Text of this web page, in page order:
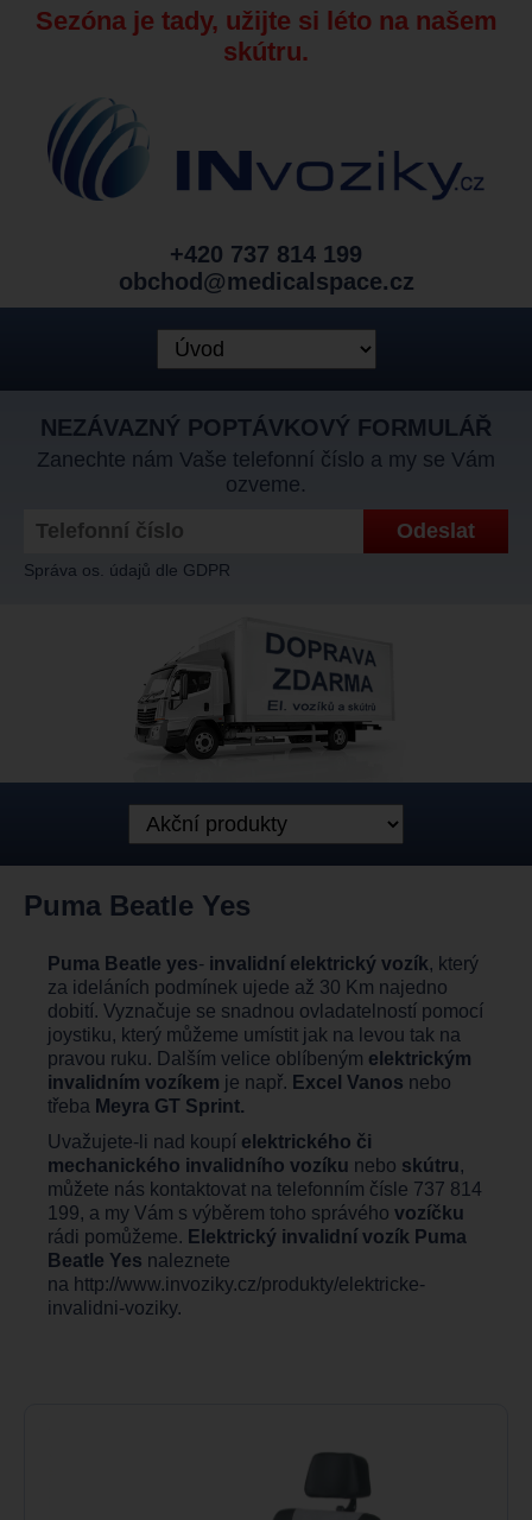
Sezóna je tady, užijte si léto na našem
skútru.
+420 737 814 199
obchod@medicalspace.cz
NEZÁVAZNÝ POPTÁVKOVÝ FORMULÁŘ
Zanechte nám Vaše telefonní číslo a my se Vám
ozveme.
Správa os. údajů dle GDPR
Puma Beatle Yes
Puma Beatle yes- invalidní elektrický vozík, který
za ideláních podmínek ujede až 30 Km najedno
dobití. Vyznačuje se snadnou ovladatelností pomocí
joystiku, který můžeme umístit jak na levou tak na
pravou ruku. Dalším velice oblíbeným elektrickým
invalidním vozíkem je např. Excel Vanos nebo
třeba Meyra GT Sprint.
Uvažujete-li nad koupí elektrického či
mechanického invalidního vozíku nebo skútru,
můžete nás kontaktovat na telefonním čísle 737 814
199, a my Vám s výběrem toho správého vozíčku
rádi pomůžeme. Elektrický invalidní vozík Puma
Beatle Yes naleznete
na http://www.invoziky.cz/produkty/elektricke-
invalidni-voziky.